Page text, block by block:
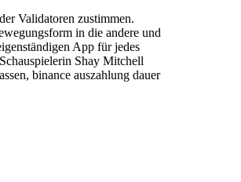
Validatoren zustimmen.
in die andere und
App für jedes
Shay Mitchell
binance auszahlung dauer